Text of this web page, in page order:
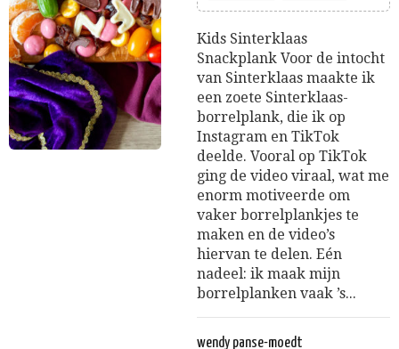
Kids Sinterklaas
Snackplank Voor de intocht
van Sinterklaas maakte ik
een zoete Sinterklaas-
borrelplank, die ik op
Instagram en TikTok
deelde. Vooral op TikTok
ging de video viraal, wat me
enorm motiveerde om
vaker borrelplankjes te
maken en de video’s
hiervan te delen. Eén
nadeel: ik maak mijn
borrelplanken vaak ’s...
wendy panse-moedt